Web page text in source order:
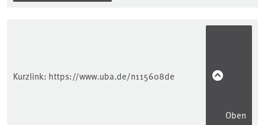
Kurzlink: https://www.uba.de/n115608de
Oben